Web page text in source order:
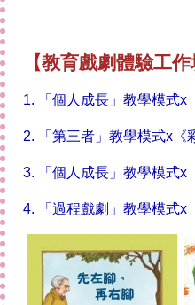
【教育戲劇體驗工作
1. 「個人成長」教學模式
2. 「第三者」教學模式x
3. 「個人成長」教學模式
4. 「過程戲劇」教學模式